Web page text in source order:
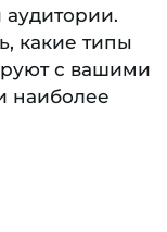
какие типы
с вашими
наиболее